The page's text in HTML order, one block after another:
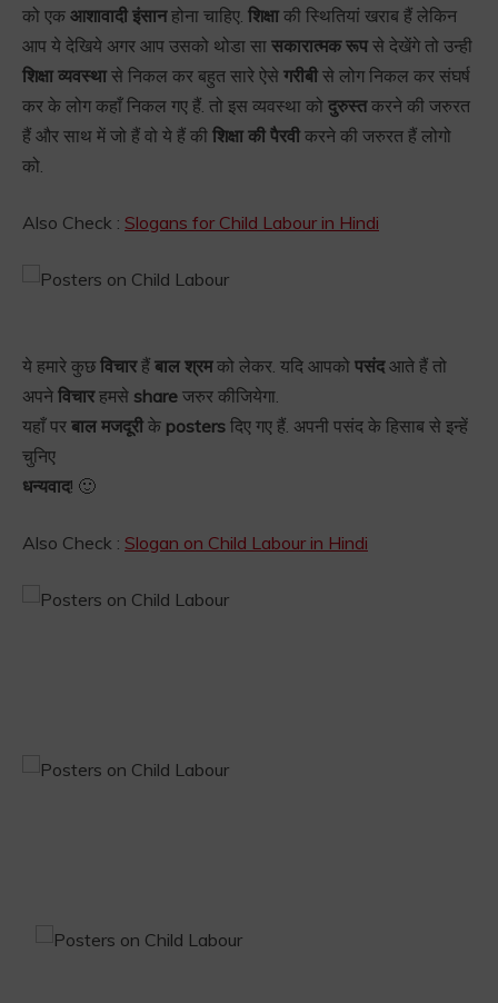
को एक आशावादी इंसानहोना चाहिए. शिक्षाकी स्थितियां खराब हैं लेकिन
आप ये देखिये अगर आप उसको थोडा सा सकारात्मक रूपसे देखेंगे तो उन्ही
शिक्षा व्यवस्थासे निकल कर बहुत सारे ऐसे गरीबीसे लोग निकल कर संघर्ष
कर के लोग कहाँ निकल गए हैं. तो इस व्यवस्था को दुरुस्तकरने की जरुरत
हैं और साथ में जो हैं वो ये हैं की शिक्षा की पैरवीकरने की जरुरत हैं लोगो
को.
Also Check : Slogans for Child Labour in Hindi
ये हमारे कुछ विचारहैं बाल श्रमको लेकर. यदि आपको पसंदआते हैं तो
अपने विचारहमसे share जरुर कीजियेगा.
यहाँ पर बाल मजदूरीके posters दिए गए हैं. अपनी पसंद के हिसाब से इन्हें
चुनिए
धन्यवाद! 🙂
Also Check : Slogan on Child Labour in Hindi